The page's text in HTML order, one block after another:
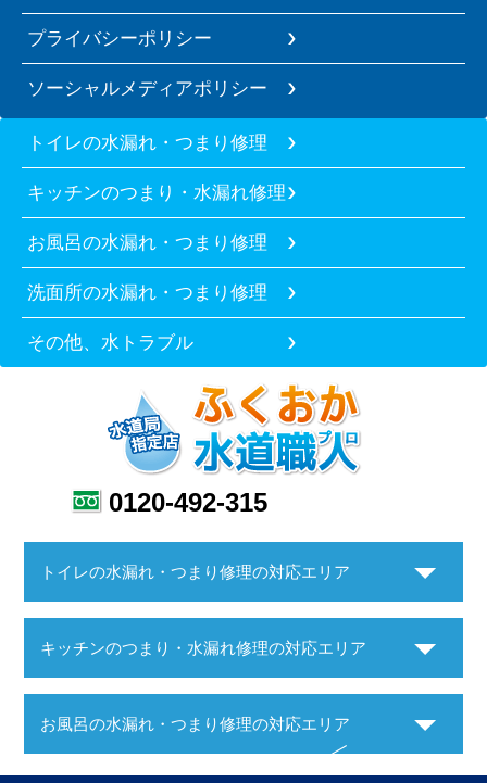
プライバシーポリシー
ソーシャルメディアポリシー
トイレの水漏れ・つまり修理
キッチンのつまり・水漏れ修理
お風呂の水漏れ・つまり修理
洗面所の水漏れ・つまり修理
その他、水トラブル
0120-492-315
トイレの水漏れ・つまり修理の対応エリア
キッチンのつまり・水漏れ修理の対応エリア
お風呂の水漏れ・つまり修理の対応エリア